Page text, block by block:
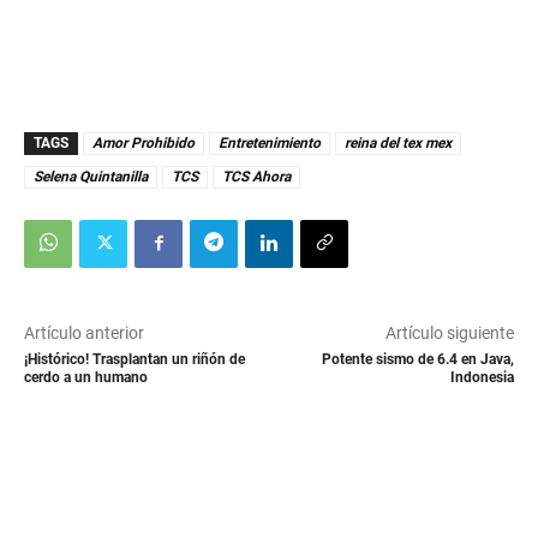
TAGS Amor Prohibido Entretenimiento
reina del tex mex
Selena Quintanilla
TCS TCS Ahora
Artículo anterior
¡Histórico! Trasplantan un riñón de
cerdo a un humano
Artículo siguiente
Potente sismo de 6.4 en Java,
Indonesia